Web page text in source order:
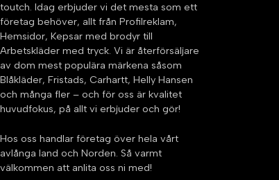
toutch. Idag erbjuder vi det mesta som ett
företag behöver, allt från Profilreklam,
Hemsidor, Kepsar med brodyr till
Arbetskläder med tryck. Vi är återförsäljare
av dom mest populära märkena såsom
Blåkläder, Fristads, Carhartt, Helly Hansen
och många fler – och för oss är kvalitet
huvudfokus, på allt vi erbjuder och gör!
Hos oss handlar företag över hela vårt
avlånga land och Norden. Så varmt
välkommen att anlita oss ni med!